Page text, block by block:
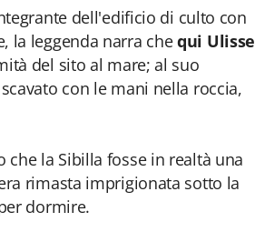
dell'edificio di culto con
la leggenda narra chequi Ulisse
del sito al mare; al suo
con le mani nella roccia,
la Sibilla fosse in realtà una
rimasta imprigionata sotto la
dormire.